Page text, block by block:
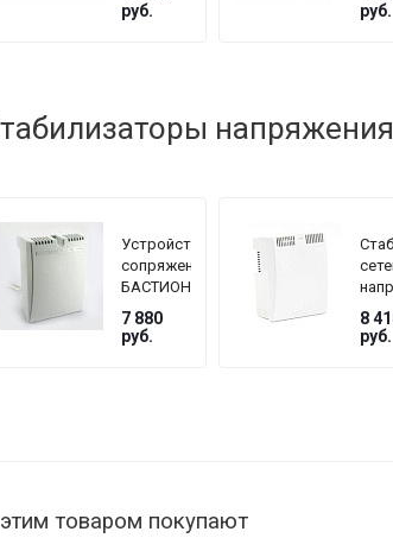
серии
Lux, MK
руб.
руб.
Устройство
сопряжения
БАСТИОН
TEPLOCOM
GF
7 880
руб.
ST-
8
руб.
товаром покупают